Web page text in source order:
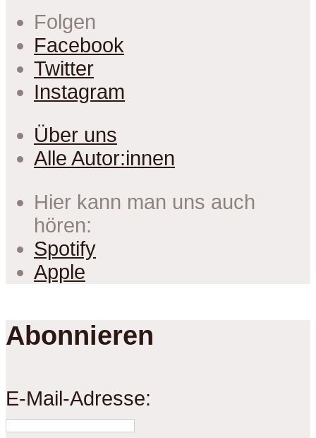
Folgen
Facebook
Twitter
Instagram
Über uns
Alle Autor:innen
Hier kann man uns auch
hören:
Spotify
Apple
Abonnieren
E-Mail-Adresse: